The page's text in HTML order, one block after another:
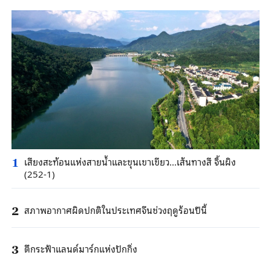
1 เสียงสะท้อนแห่งสายน้ำและขุนเขาเขียว...เส้นทางสี จิ้นผิง
(252-1)
2 สภาพอากาศผิดปกติในประเทศจีนช่วงฤดูร้อนปีนี้
3 ตึกระฟ้าแลนด์มาร์กแห่งปักกิ่ง